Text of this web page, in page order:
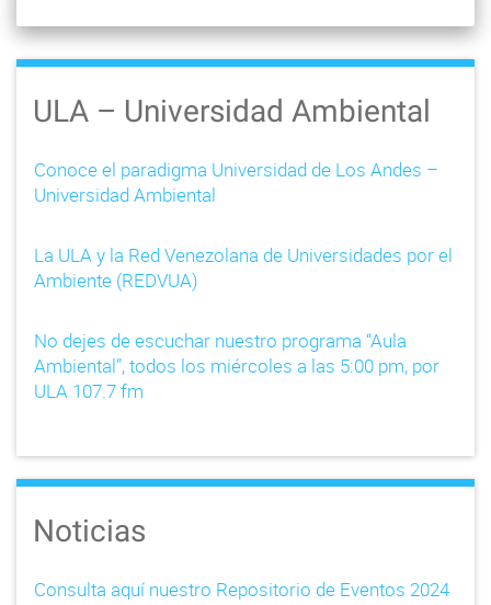
ULA – Universidad Ambiental
Conoce el paradigma Universidad de Los Andes –
Universidad Ambiental
La ULA y la Red Venezolana de Universidades por el
Ambiente (REDVUA)
No dejes de escuchar nuestro programa “Aula
Ambiental”, todos los miércoles a las 5:00 pm, por
ULA 107.7 fm
Noticias
Consulta aquí nuestro Repositorio de Eventos 2024